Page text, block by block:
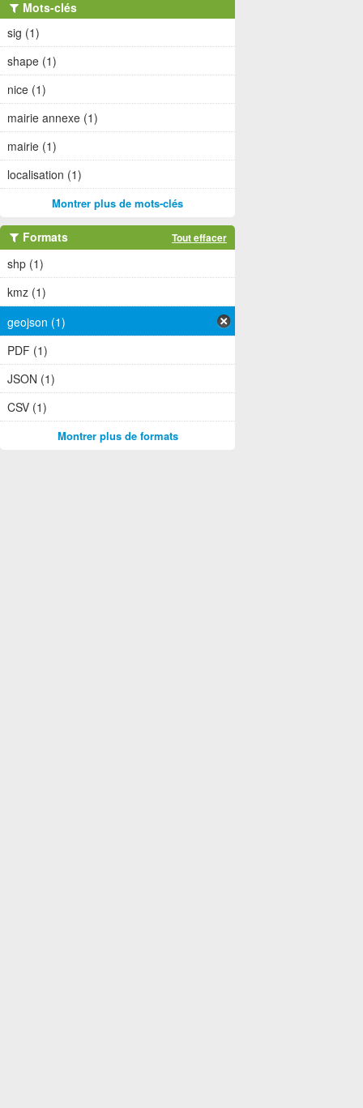
Mots-clés
sig (1)
shape (1)
nice (1)
mairie annexe (1)
mairie (1)
localisation (1)
Montrer plus de mots-clés
Formats Tout effacer
shp (1)
kmz (1)
geojson (1)
PDF (1)
JSON (1)
CSV (1)
Montrer plus de formats